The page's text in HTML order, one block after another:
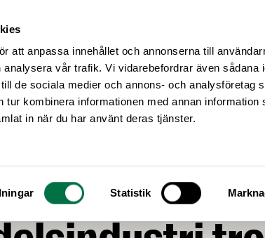
att anpassa innehållet och annonserna till
vår trafik. Vi vidarebefordrar även sådana
de sociala medier och annons- och analysföretag
kombinera informationen med annan information
in när du har använt deras tjänster.
Statistik